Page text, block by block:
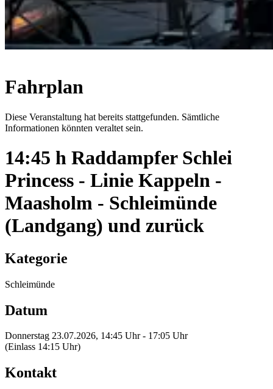
Fahrplan
Diese Veranstaltung hat bereits stattgefunden. Sämtliche
Informationen könnten veraltet sein.
14:45 h Raddampfer Schlei
Princess - Linie Kappeln -
Maasholm - Schleimünde
(Landgang) und zurück
Kategorie
Schleimünde
Datum
Donnerstag 23.07.2026, 14:45 Uhr - 17:05 Uhr
(Einlass 14:15 Uhr)
Kontakt